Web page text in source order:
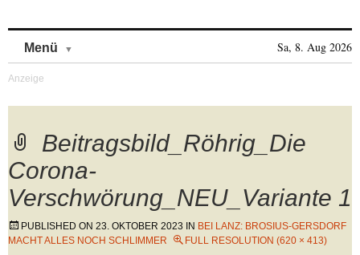
Menü Sa, 8. Aug 2026
Beitragsbild_Röhrig_Die
Corona-
Verschwörung_NEU_Variante 1
PUBLISHED ON 23. OKTOBER 2023 IN BEI LANZ: BROSIUS-GERSDORF
MACHT ALLES NOCH SCHLIMMER
FULL RESOLUTION (620 × 413)